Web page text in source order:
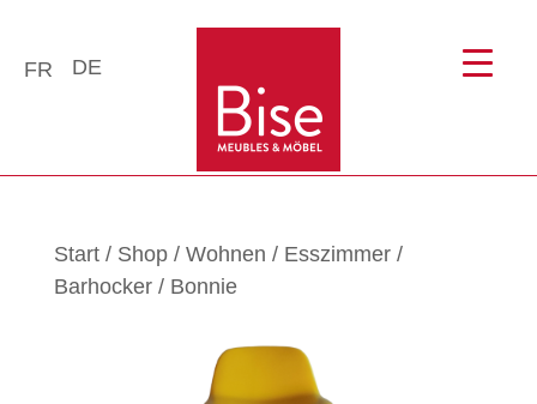
FR DE
Start/ Shop/ Wohnen / Esszimmer/
Barhocker/ Bonnie